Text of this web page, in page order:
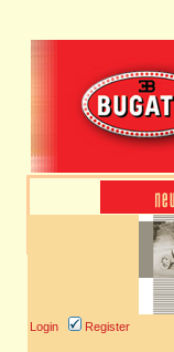
Login Register